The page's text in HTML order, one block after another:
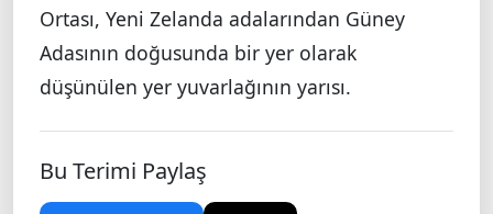
Ortası, Yeni Zelanda adalarından Güney
Adasının doğusunda bir yer olarak
düşünülen yer yuvarlağının yarısı.
Bu Terimi Paylaş